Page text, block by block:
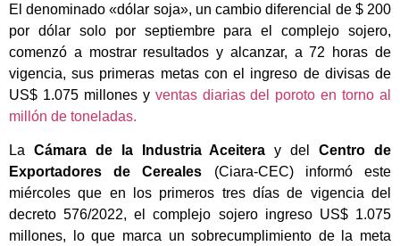
El denominado «dólar soja», un cambio diferencial de $ 200
por dólar solo por septiembre para el complejo sojero,
comenzó a mostrar resultados y alcanzar, a 72 horas de
vigencia, sus primeras metas con el ingreso de divisas de
US$ 1.075 millones y ventas diarias del poroto en torno al
millón de toneladas.
La Cámara de la Industria Aceitera y delCentro de
Exportadores de Cereales (Ciara-CEC) informó este
miércoles que en los primeros tres días de vigencia del
decreto 576/2022, el complejo sojero ingreso US$ 1.075
millones, lo que marca un sobrecumplimiento de la meta